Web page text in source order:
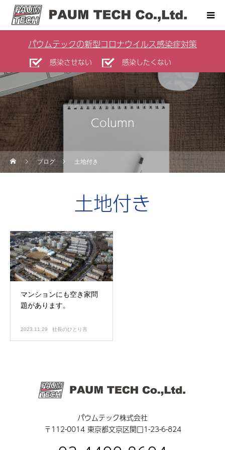
パウムテックの新型コロナウイルス感染症対策
感染させない 感染したくない
Column
ブログ 土地付き
土地付き
マンションにも空き家問
題があります。
2023.11.29 社長のひとり言
パウムテック株式会社
〒112-0014 東京都文京区関口1-23-6-824